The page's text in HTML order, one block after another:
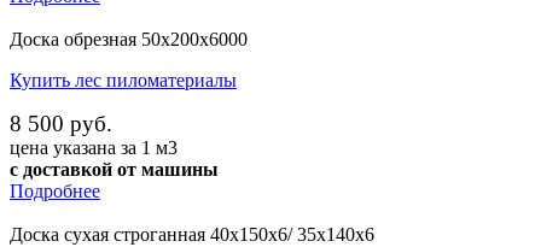
Доска обрезная 50х200х6000
Купить лес пиломатериалы
8 500 руб.
цена указана за 1 м3
с доставкой от машины
Подробнее
Доска сухая строганная 40х150х6/ 35х140х6